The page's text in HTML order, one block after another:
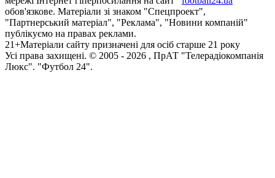
обов'язкове. Матеріали зі знаком "Спецпроект",
"Партнерський матеріал", "Реклама", "Новини компаній"
публікуємо на правах реклами.
21+Матеріали сайту призначені для осіб старше 21 року
Усi права захищенi. © 2005 - 2026 , ПрАТ "Телерадіокомпанія
Люкс". "Футбол 24".